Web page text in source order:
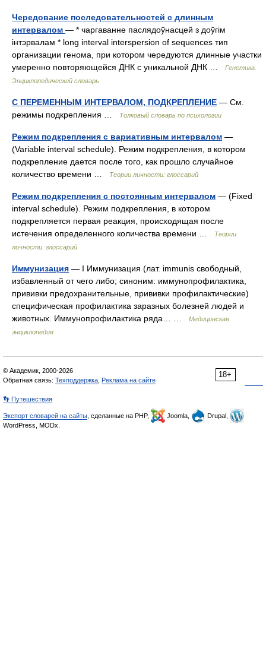
Чередование последовательностей с длинным
интервалом — * чаргаванне паслядоўнасцей з доўгім
інтэрвалам * long interval interspersion of sequences тип
организации генома, при котором чередуются длинные участки
умеренно повторяющейся ДНК с уникальной ДНК …
Генетика.
Энциклопедический словарь
С ПЕРЕМЕННЫМ ИНТЕРВАЛОМ, ПОДКРЕПЛЕНИЕ — См.
режимы подкрепления …
Толковый словарь по психологии
Режим подкрепления с вариативным интервалом —
(Variable interval schedule). Режим подкрепления, в котором
подкрепление дается после того, как прошло случайное
количество времени …
Теории личности: глоссарий
Режим подкрепления с постоянным интервалом — (Fixed
interval schedule). Режим подкрепления, в котором
подкрепляется первая реакция, происходящая после
истечения определенного количества времени …
Теории
личности: глоссарий
Иммунизация — I Иммунизация (лат. immunis свободный,
избавленный от чего либо; синоним: иммунопрофилактика,
прививки предохранительные, прививки профилактические)
специфическая профилактика заразных болезней людей и
животных. Иммунопрофилактика ряда… …
Медицинская
энциклопедия
18+
© Академик, 2000-2026
Обратная связь: Техподдержка Реклама на сайте
👣 Путешествия
Экспорт словарей на сайты , сделанные на PHP, Joomla,
Drupal,
WordPress, MODx.